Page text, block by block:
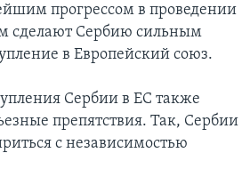
прогрессом в проведении
сделают Сербию сильным
в Европейский союз.
Сербии в ЕС также
препятствия. Так, Сербии
с независимостью